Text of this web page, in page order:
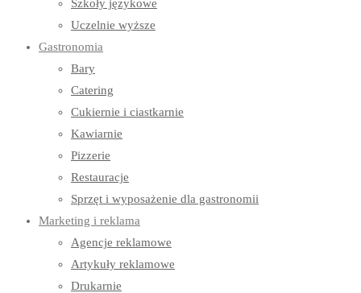
Szkoły językowe
Uczelnie wyższe
Gastronomia
Bary
Catering
Cukiernie i ciastkarnie
Kawiarnie
Pizzerie
Restauracje
Sprzęt i wyposażenie dla gastronomii
Marketing i reklama
Agencje reklamowe
Artykuły reklamowe
Drukarnie